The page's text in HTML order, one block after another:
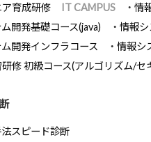
育成研修 IT CAMPUS
情
開発基礎コース(java)
情報シ
開発インフラコース
情報シ
修 初級コース(アルゴリズム/セ
スピード診断